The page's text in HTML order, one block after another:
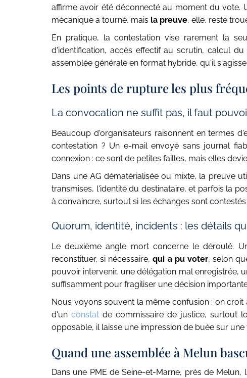
affirme avoir été déconnecté au moment du vote.
mécanique a tourné, mais la preuve, elle, reste
En pratique, la contestation vise rarement la
d'identification, accès effectif au scrutin, calcul
assemblée générale en format hybride, qu'il
Les points de rupture les plus
La convocation ne suffit pas, il faut
Beaucoup d'organisateurs raisonnent en termes
contestation ? Un e-mail envoyé sans journal
connexion : ce sont de petites failles, mais elles
Dans une AG dématérialisée ou mixte, la preuve
transmises, l'identité du destinataire, et parfois la
à convaincre, surtout si les échanges sont
Quorum, identité, incidents : les détails
Le deuxième angle mort concerne le déroulé.
reconstituer, si nécessaire,qui a pu voter, selon
pouvoir intervenir, une délégation mal
suffisamment pour fragiliser une décision
Nous voyons souvent la même confusion : on
d'unconstat de commissaire de justice, surtout
opposable, il laisse une impression de buée sur une
Quand une assemblée à Melun
Dans une PME de Seine-et-Marne, près de